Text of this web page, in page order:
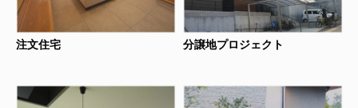
注文住宅 分譲地プロジェクト